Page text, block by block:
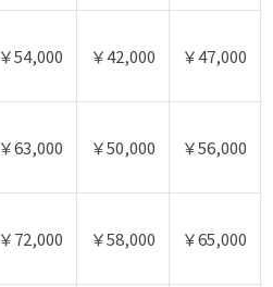
￥54,000 ￥42,000 ￥47,000
￥63,000 ￥50,000 ￥56,000
￥72,000 ￥58,000 ￥65,000